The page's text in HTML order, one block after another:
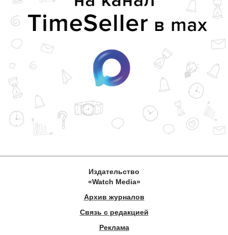
Издательство
«Watch Media»
Архив журналов
Связь с редакцией
Реклама